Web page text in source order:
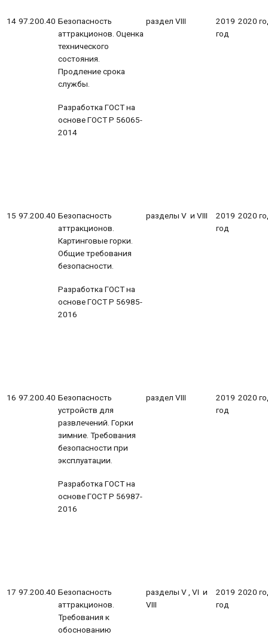
14 97.200.40 Безопасность
аттракционов. Оценка
технического
состояния.
Продление срока
службы.
Разработка ГОСТ на
основе ГОСТ Р 56065-
2014
раздел VIII
2019
год
2020
15 97.200.40 Безопасность
аттракционов.
Картинговые горки.
Общие требования
безопасности.
Разработка ГОСТ на
основе ГОСТ Р 56985-
2016
разделы V и VIII
2019
год
2020
16 97.200.40 Безопасность
устройств для
развлечений. Горки
зимние. Требования
безопасности при
эксплуатации.
Разработка ГОСТ на
основе ГОСТ Р 56987-
2016
раздел VIII
2019
год
2020
17 97.200.40 Безопасность
аттракционов.
Требования к
обоснованию
разделы V , VI и
VIII
2019
год
2020